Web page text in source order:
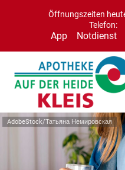
Öffnungszeiten
Telefon:
App Notdienst
AdobeStock/Татьяна Немировская